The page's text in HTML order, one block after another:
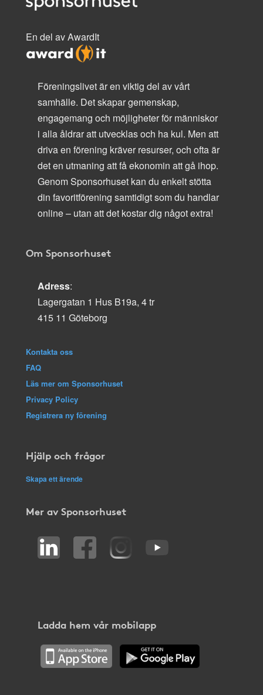
En del av AwardIt
Föreningslivet är en viktig del av vårt
samhälle. Det skapar gemenskap,
engagemang och möjligheter för människor
i alla åldrar att utvecklas och ha kul. Men att
driva en förening kräver resurser, och ofta är
det en utmaning att få ekonomin att gå ihop.
Genom Sponsorhuset kan du enkelt stötta
din favoritförening samtidigt som du handlar
online – utan att det kostar dig något extra!
Om Sponsorhuset
Adress:
Lagergatan 1 Hus B19a, 4 tr
415 11 Göteborg
Kontakta oss
FAQ
Läs mer om Sponsorhuset
Privacy Policy
Registrera ny förening
Hjälp och frågor
Skapa ett ärende
Mer av Sponsorhuset
Ladda hem vår mobilapp